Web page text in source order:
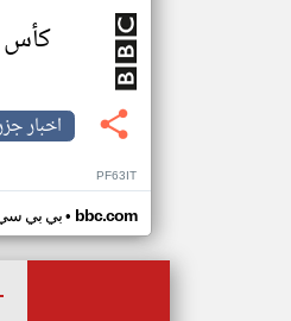
كأس
اخبار
PF63IT
بي بي• bbc.com